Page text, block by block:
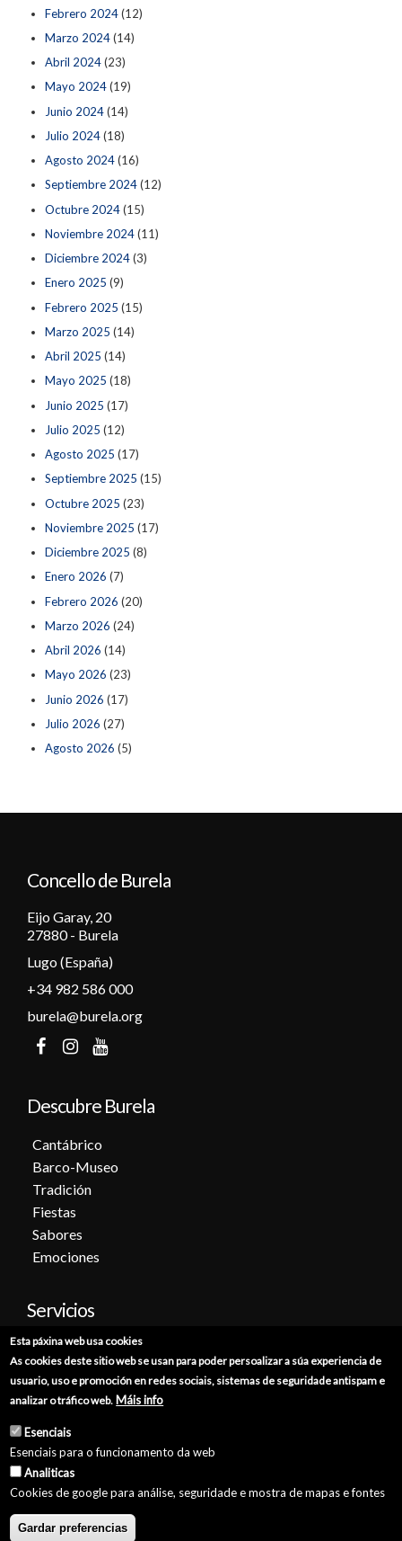
Febrero 2024(12)
Marzo 2024(14)
Abril 2024(23)
Mayo 2024(19)
Junio 2024(14)
Julio 2024(18)
Agosto 2024(16)
Septiembre 2024(12)
Octubre 2024(15)
Noviembre 2024(11)
Diciembre 2024(3)
Enero 2025 (9)
Febrero 2025 (15)
Marzo 2025 (14)
Abril 2025 (14)
Mayo 2025 (18)
Junio 2025 (17)
Julio 2025 (12)
Agosto 2025 (17)
Septiembre 2025 (15)
Octubre 2025 (23)
Noviembre 2025 (17)
Diciembre 2025 (8)
Enero 2026 (7)
Febrero 2026 (20)
Marzo 2026 (24)
Abril 2026 (14)
Mayo 2026 (23)
Junio 2026 (17)
Julio 2026 (27)
Agosto 2026 (5)
Concello de Burela
Eijo Garay, 20
27880 - Burela
Lugo (España)
+34 982 586 000
burela@burela.org
Descubre Burela
Cantábrico
Barco-Museo
Tradición
Fiestas
Sabores
Emociones
Servicios
Cita previa
Sede electrónica
Catálogo de trámites
Punto de información catastral
Punto Limpio
Esta páxina web usa cookies
As cookies deste sitio web se usan para poder persoalizar a súa experiencia de
usuario, uso e promoción en redes sociais, sistemas de seguridade antispam e
analizar o tráfico web. Máis info
Esenciais
Esenciais para o funcionamento da web
Analiticas
Cookies de google para análise, seguridade e mostra de mapas e fontes
Gardar preferencias